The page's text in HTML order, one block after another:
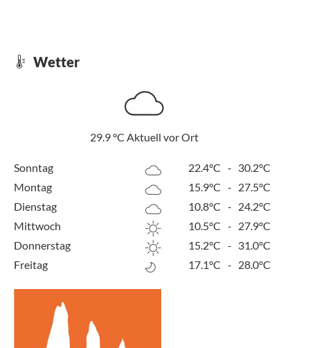
Wetter
29.9°C Aktuell vor Ort
Sonntag 22.4°C - 30.2°C
Montag
15.9°C - 27.5°C
Dienstag
10.8°C - 24.2°C
Mittwoch
10.5°C - 27.9°C
Donnerstag
15.2°C - 31.0°C
Freitag
17.1°C - 28.0°C